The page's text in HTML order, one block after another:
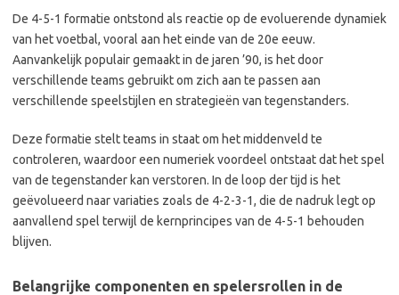
De 4-5-1 formatie ontstond als reactie op de evoluerende dynamiek
van het voetbal, vooral aan het einde van de 20e eeuw.
Aanvankelijk populair gemaakt in de jaren ’90, is het door
verschillende teams gebruikt om zich aan te passen aan
verschillende speelstijlen en strategieën van tegenstanders.
Deze formatie stelt teams in staat om het middenveld te
controleren, waardoor een numeriek voordeel ontstaat dat het spel
van de tegenstander kan verstoren. In de loop der tijd is het
geëvolueerd naar variaties zoals de 4-2-3-1, die de nadruk legt op
aanvallend spel terwijl de kernprincipes van de 4-5-1 behouden
blijven.
Belangrijke componenten en spelersrollen in de